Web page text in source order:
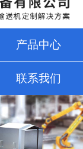
产品中心
联系我们